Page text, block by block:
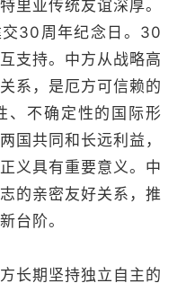
亚传统友谊深厚。
30周年纪念日。30
支持。中方从战略高
系，是厄方可信赖的
、不确定性的国际形
国共同和长远利益，
义具有重要意义。中
的亲密友好关系，推
台阶。
期坚持独立自主的